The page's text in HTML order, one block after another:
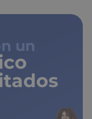
un